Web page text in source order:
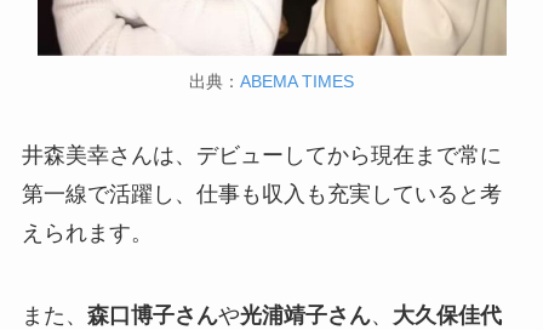
出典： ABEMA TIMES
井森美幸さんは、デビューしてから現在まで常に
第一線で活躍し、仕事も収入も充実していると考
えられます。
また、 森口博子さんや光浦靖子さん、 大久保佳代